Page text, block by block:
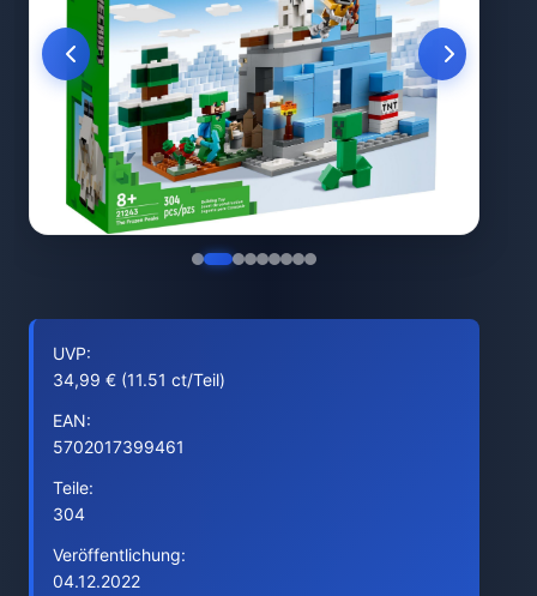
UVP:
34,99 € (11.51 ct/Teil)
EAN:
5702017399461
Teile:
304
Veröffentlichung:
04.12.2022